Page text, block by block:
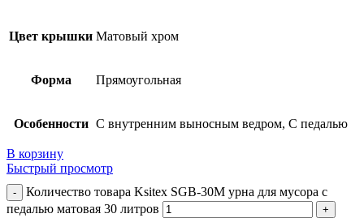
Цвет крышки Матовый хром
Форма Прямоугольная
Особенности С внутренним выносным ведром, С педалью
В корзину
Быстрый просмотр
Количество товара Ksitex SGB-30M урна для мусора с
педалью матовая 30 литров